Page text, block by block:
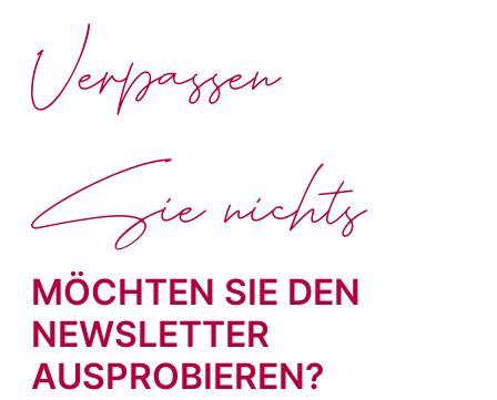
MÖCHTEN SIE DEN
NEWSLETTER
AUSPROBIEREN?
Verpassen
Sie nichts